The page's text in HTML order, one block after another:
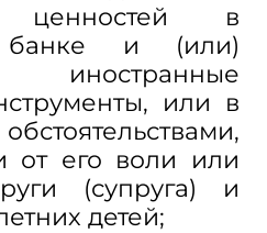
в
банке и (или)
или в
от его воли или
(супруга) и
детей;